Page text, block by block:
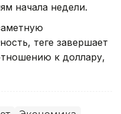
начала недели.
теңге завершает
к доллару,